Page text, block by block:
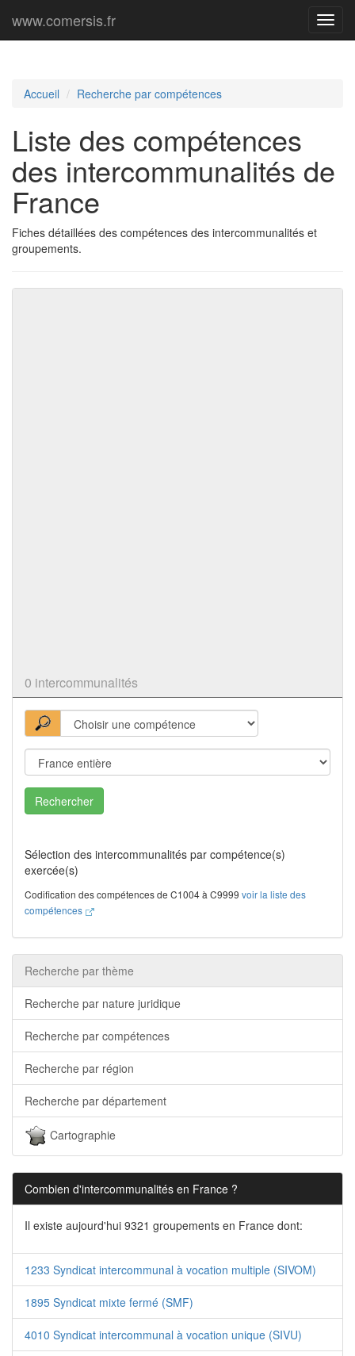
Menu
www.comersis.fr
Accueil Recherche par compétences
Liste des compétences
des intercommunalités de
France
Fiches détaillées des compétences des intercommunalités et
groupements.
0 intercommunalités
Rechercher
Sélection des intercommunalités par compétence(s)
exercée(s)
Codification des compétences de C1004 à C9999 voir la liste des
compétences
Recherche par thème
Recherche par nature juridique
Recherche par compétences
Recherche par région
Recherche par département
Cartographie
Combien d'intercommunalités en France ?
Il existe aujourd'hui 9321 groupements en France dont:
1233 Syndicat intercommunal à vocation multiple (SIVOM)
1895 Syndicat mixte fermé (SMF)
4010 Syndicat intercommunal à vocation unique (SIVU)